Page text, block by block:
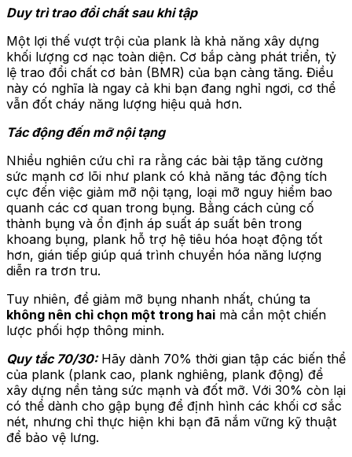
Duy trì trao đổi chất sau khi tập
Một lợi thế vượt trội của plank là khả năng xây dựng
khối lượng cơ nạc toàn diện. Cơ bắp càng phát triển, tỷ
lệ trao đổi chất cơ bản (BMR) của bạn càng tăng. Điều
này có nghĩa là ngay cả khi bạn đang nghỉ ngơi, cơ thể
vẫn đốt cháy năng lượng hiệu quả hơn.
Tác động đến mỡ nội tạng
Nhiều nghiên cứu chỉ ra rằng các bài tập tăng cường
sức mạnh cơ lõi như plank có khả năng tác động tích
cực đến việc giảm mỡ nội tạng, loại mỡ nguy hiểm bao
quanh các cơ quan trong bụng. Bằng cách củng cố
thành bụng và ổn định áp suất áp suất bên trong
khoang bụng, plank hỗ trợ hệ tiêu hóa hoạt động tốt
hơn, gián tiếp giúp quá trình chuyển hóa năng lượng
diễn ra trơn tru.
Tuy nhiên, để giảm mỡ bụng nhanh nhất, chúng ta
không nên chỉ chọn một trong hai mà cần một chiến
lược phối hợp thông minh.
Quy tắc 70/30:Hãy dành 70% thời gian tập các biến thể
của plank (plank cao, plank nghiêng, plank động) để
xây dựng nền tảng sức mạnh và đốt mỡ. Với 30% còn lại
có thể dành cho gập bụng để định hình các khối cơ sắc
nét, nhưng chỉ thực hiện khi bạn đã nắm vững kỹ thuật
để bảo vệ lưng.